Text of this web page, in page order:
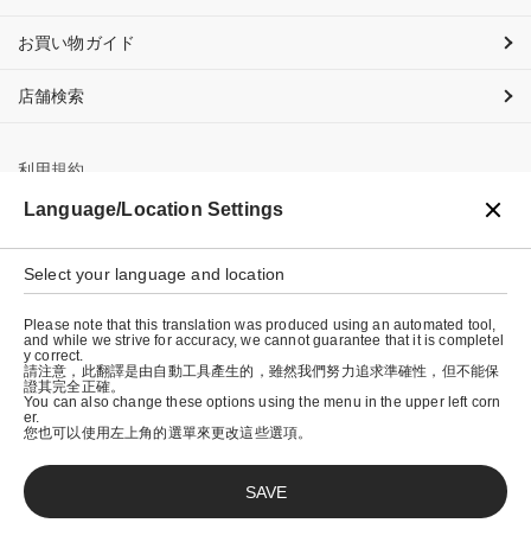
お買い物ガイド
店舗検索
利用規約
プライバシーポリシー
特定商取引法に基づく表示
会社概要
© graniph inc.
Language/Location Settings
Select your language and location
Please note that this translation was produced using an automated tool,
and while we strive for accuracy, we cannot guarantee that it is completel
y correct.
請注意，此翻譯是由自動工具產生的，雖然我們努力追求準確性，但不能保
證其完全正確。
You can also change these options using the menu in the upper left corn
er.
您也可以使用左上角的選單來更改這些選項。
SAVE